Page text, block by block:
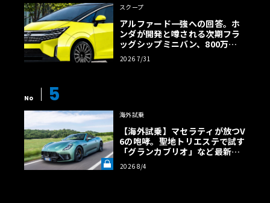
スクープ
アルファード一強への回答。ホ
ンダが開発と噂される次期フラ
ッグシップミニバン、800万円
超の勝算【予想CG】
2026 7/31
No 5
海外試乗
【海外試乗】マセラティが放つV
6の咆哮。聖地トリエステで試す
「グランカブリオ」など最新ト
ロフェオ3台の官能評価《LE VO
LANT LAB》
2026 8/4